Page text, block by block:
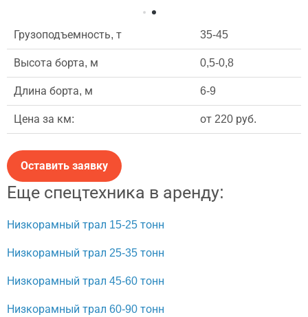
Грузоподъемность, т 35-45
Высота борта, м 0,5-0,8
Длина борта, м 6-9
Цена за км: от 220 руб.
Оставить заявку
Еще спецтехника в аренду:
Низкорамный трал 15-25 тонн
Низкорамный трал 25-35 тонн
Низкорамный трал 45-60 тонн
Низкорамный трал 60-90 тонн